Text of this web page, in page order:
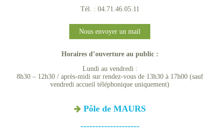
Tél. : 04.71.46.05.11
Nous envoyer un mail
Horaires d’ouverture au public :
Lundi au vendredi :
8h30 – 12h30 / après-midi sur rendez-vous de 13h30 à 17h00 (sauf
vendredi accueil téléphonique uniquement)
Pôle de MAURS
--------------------